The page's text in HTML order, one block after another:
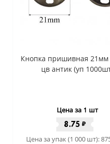
Кнопка пришивная 21мм
цв антик (уп
Цена за 1 шт
8.75 ₽
Цена за упак (1 000 шт):